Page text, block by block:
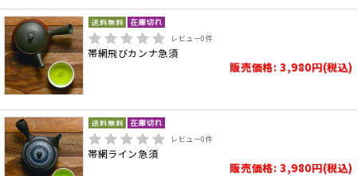
レビュー0件
帯網飛びカンナ急須
販売価格: 3,980円(税込)
レビュー0件
帯網ライン急須
販売価格: 3,980円(税込)